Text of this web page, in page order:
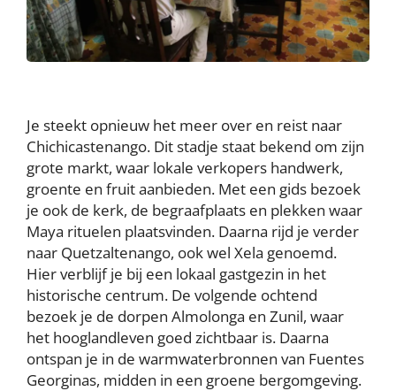
Je steekt opnieuw het meer over en reist naar
Chichicastenango. Dit stadje staat bekend om zijn
grote markt, waar lokale verkopers handwerk,
groente en fruit aanbieden. Met een gids bezoek
je ook de kerk, de begraafplaats en plekken waar
Maya rituelen plaatsvinden. Daarna rijd je verder
naar Quetzaltenango, ook wel Xela genoemd.
Hier verblijf je bij een lokaal gastgezin in het
historische centrum. De volgende ochtend
bezoek je de dorpen Almolonga en Zunil, waar
het hooglandleven goed zichtbaar is. Daarna
ontspan je in de warmwaterbronnen van Fuentes
Georginas, midden in een groene bergomgeving.